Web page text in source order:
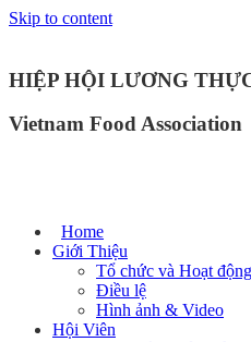
Skip to content
HIỆP HỘI LƯƠNG
Vietnam Food Association
Home
Giới Thiệu
Tổ chức và Hoạt động
Điều lệ
Hình ảnh & Video
Hội Viên